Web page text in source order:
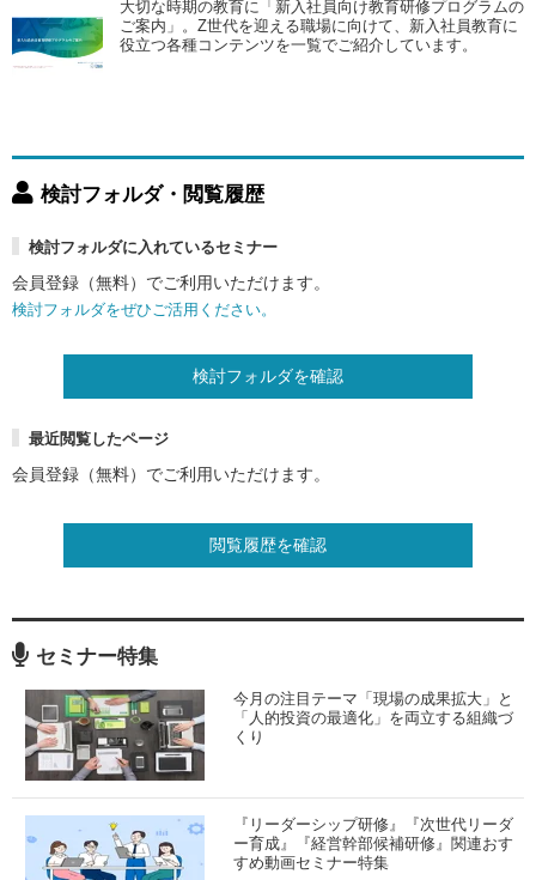
大切な時期の教育に「新入社員向け教育研修プログラムの
ご案内」。Z世代を迎える職場に向けて、新入社員教育に
役立つ各種コンテンツを一覧でご紹介しています。
検討フォルダ・閲覧履歴
検討フォルダに入れているセミナー
会員登録（無料）でご利用いただけます。
検討フォルダをぜひご活用ください。
検討フォルダを確認
最近閲覧したページ
会員登録（無料）でご利用いただけます。
閲覧履歴を確認
セミナー特集
今月の注目テーマ「現場の成果拡大」と
「人的投資の最適化」を両立する組織づ
くり
『リーダーシップ研修』『次世代リーダ
ー育成』『経営幹部候補研修』関連おす
すめ動画セミナー特集